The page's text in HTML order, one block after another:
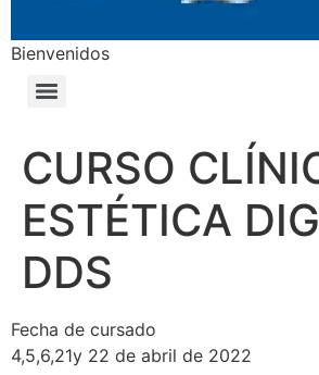
Bienvenidos
CURSO
ESTÉTICA
DDS
Fecha de cursado
4,5,6,21y 22 de abril de 2022